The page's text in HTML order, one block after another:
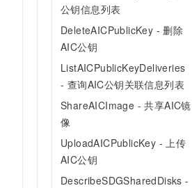
公钥信息列表
DeleteAICPublicKey - 删除
AIC公钥
ListAICPublicKeyDeliveries
- 查询AIC公钥关联信息列表
ShareAICImage - 共享AIC镜
像
UploadAICPublicKey - 上传
AIC公钥
DescribeSDGSharedDisks -